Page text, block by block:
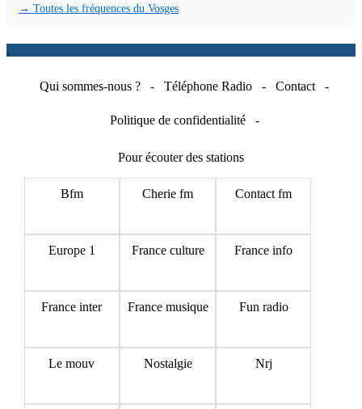
→ Toutes les fréquences du Vosges
.
Qui sommes-nous ? - Téléphone Radio - Contact -
Politique de confidentialité -
Pour écouter des stations
Bfm Cherie fm Contact fm
Europe 1 France culture France info
France inter France musique Fun radio
Le mouv Nostalgie Nrj